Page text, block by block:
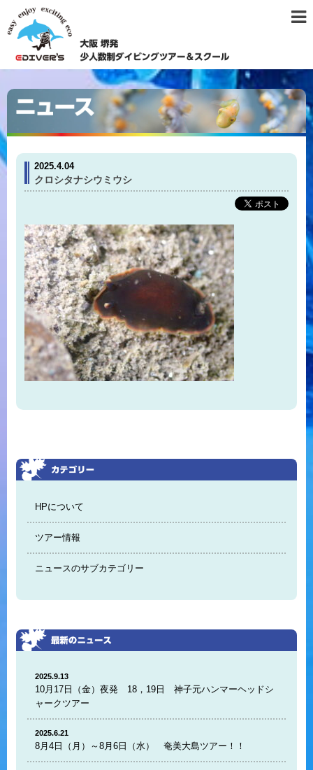
2025.4.04
クロシタナシウミウシ
HPについて
ツアー情報
ニュースのサブカテゴリー
2025.9.13
10月17日（金）夜発 18，19日 神子元ハンマーヘッドシ
ャークツアー
2025.6.21
8月4日（月）～8月6日（水） 奄美大島ツアー！！